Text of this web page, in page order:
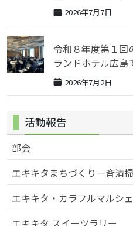
2026年7月7日
令和８年度第１回
ランドホテル広島
2026年7月2日
活動報告
部会
エキキタまちづくり一斉清掃
エキキタ・カラフルマルシェ